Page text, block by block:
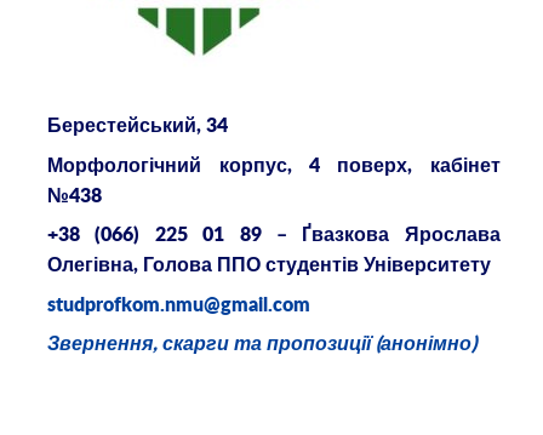
Берестейський, 34
Морфологічний корпус, 4 поверх, кабінет
№438
+38 (066) 225 01 89 – Ґвазкова Ярослава
Олегівна, Голова ППО студентів Університету
studprofkom.nmu@gmail.com
Звернення, скарги та пропозиції (анонімно)